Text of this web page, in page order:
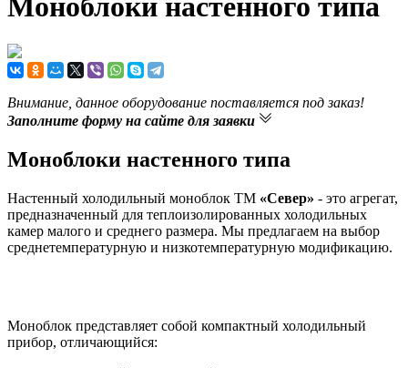
Моноблоки настенного типа
Внимание, данное оборудование поставляется под заказ!
Заполните форму на сайте для заявки
Моноблоки настенного типа
Настенный холодильный моноблок ТМ «Север» - это агрегат,
предназначенный для теплоизолированных холодильных
камер малого и среднего размера. Мы предлагаем на выбор
среднетемпературную и низкотемпературную модификацию.
Моноблок представляет собой компактный холодильный
прибор, отличающийся: